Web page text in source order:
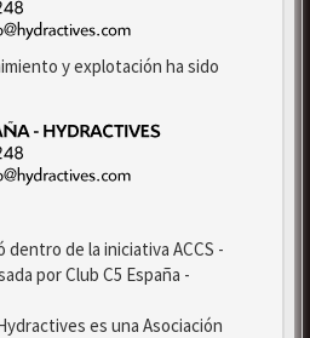
y explotación ha sido
de la iniciativa ACCS -
por Club C5 España -
es una Asociación